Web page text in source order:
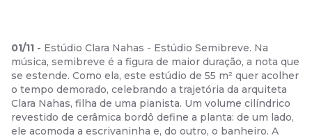
01/11 - Estúdio Clara Nahas - Estúdio Semibreve. Na
música, semibreve é a figura de maior duração, a nota que
se estende. Como ela, este estúdio de 55 m² quer acolher
o tempo demorado, celebrando a trajetória da arquiteta
Clara Nahas, filha de uma pianista. Um volume cilíndrico
revestido de cerâmica bordô define a planta: de um lado,
ele acomoda a escrivaninha e, do outro, o banheiro. A